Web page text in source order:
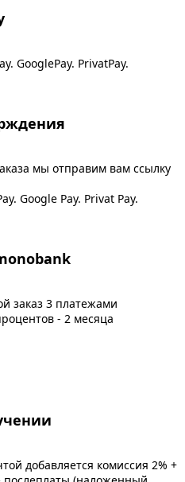
GooglePay. PrivatPay.
мы отправим вам ссылку
Google Pay. Privat Pay.
заказ 3 платежами
- 2 месяца
добавляется комиссия 2% +